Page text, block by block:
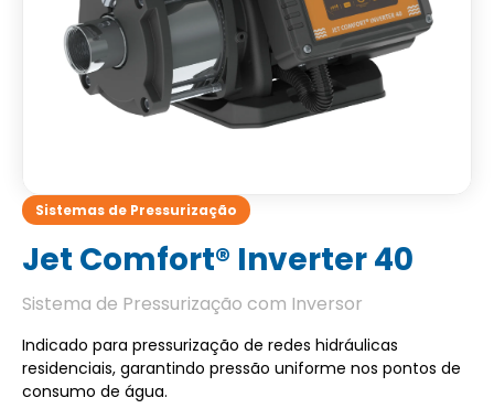
Sistemas de Pressurização
Jet Comfort® Inverter 40
Sistema de Pressurização com Inversor
Indicado para pressurização de redes hidráulicas
residenciais, garantindo pressão uniforme nos pontos de
consumo de água.